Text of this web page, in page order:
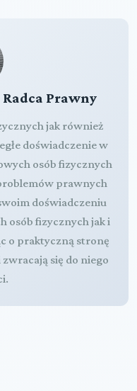
Prawny
jak również
doświadczenie w
osób fizycznych
prawnych
doświadczeniu
osób fizycznych jak i
o praktyczną stronę
się do niego